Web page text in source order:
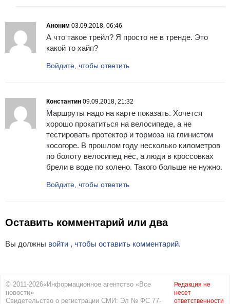
Аноним 03.09.2018, 06:46
А что такое трейл? Я просто не в тренде. Это
какой то хайп?
Войдите, чтобы ответить
Константин 09.09.2018, 21:32
Маршруты надо на карте показать. Хочется
хорошо прокатиться на велосипеде, а не
тестировать протектор и тормоза на глинистом
косогоре. В прошлом году несколько километров
по болоту велосипед нёс, а люди в кроссовках
брели в воде по колено. Такого больше не нужно.
Войдите, чтобы ответить
Оставить комментарий или два
Вы должны войти , чтобы оставить комментарий.
© 2011-2026«Информационное агентство «Все
новости»
Свидетельство о регистрации СМИ: Эл № ФС 77-
Редакция не
несет
ответственности